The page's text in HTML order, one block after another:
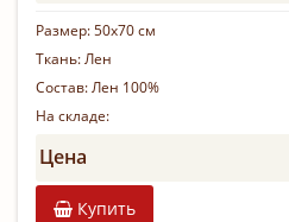
Размер:50х70 см
Ткань:Лен
Состав:Лен 100%
На складе:
Цена
Купить